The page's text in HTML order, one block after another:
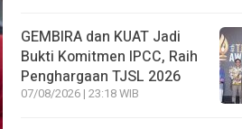
GEMBIRA dan KUAT Jadi
Bukti Komitmen IPCC, Raih
Penghargaan TJSL 2026
07/08/2026 | 23:18 WIB